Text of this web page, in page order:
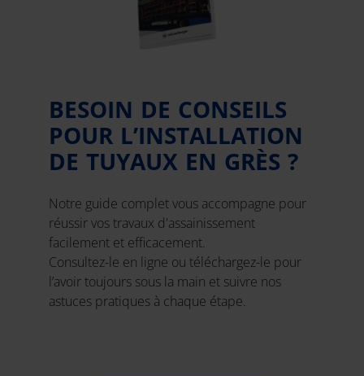
BESOIN DE CONSEILS
POUR L’INSTALLATION
DE TUYAUX EN GRÈS ?
Notre guide complet vous accompagne pour
réussir vos travaux d'assainissement
facilement et efficacement.
Consultez-le en ligne ou téléchargez-le pour
l’avoir toujours sous la main et suivre nos
astuces pratiques à chaque étape.